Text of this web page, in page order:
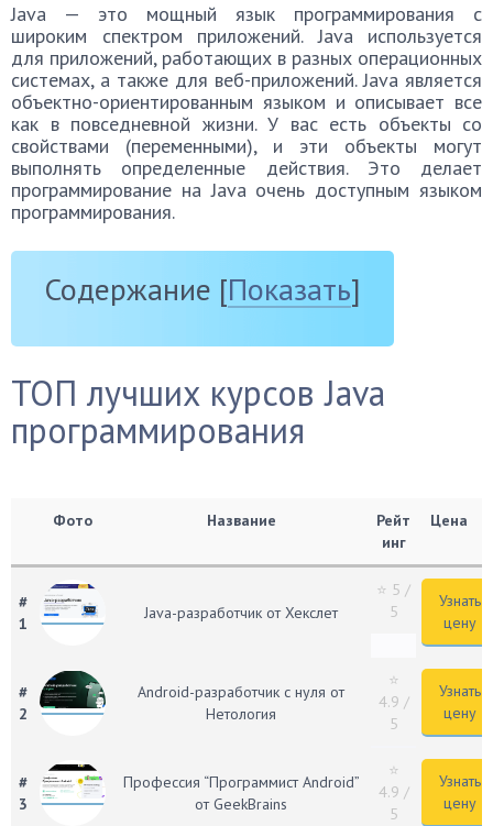
Java — это мощный язык программирования с
широким спектром приложений. Java используется
для приложений, работающих в разных операционных
системах, а также для веб-приложений. Java является
объектно-ориентированным языком и описывает все
как в повседневной жизни. У вас есть объекты со
свойствами (переменными), и эти объекты могут
выполнять определенные действия. Это делает
программирование на Java очень доступным языком
программирования.
Содержание [Показать]
ТОП лучших курсов Java
программирования
Фото Название
Рейт
инг
Цена
#
1
Java-разработчик от Хекслет
⭐ 5 /
5
Узнать
цену
#
2
Android-разработчик с нуля от
Нетология
⭐
4.9 /
5
Узнать
цену
#
3
Профессия “Программист Android”
от GeekBrains
⭐
4.9 /
5
Узнать
цену